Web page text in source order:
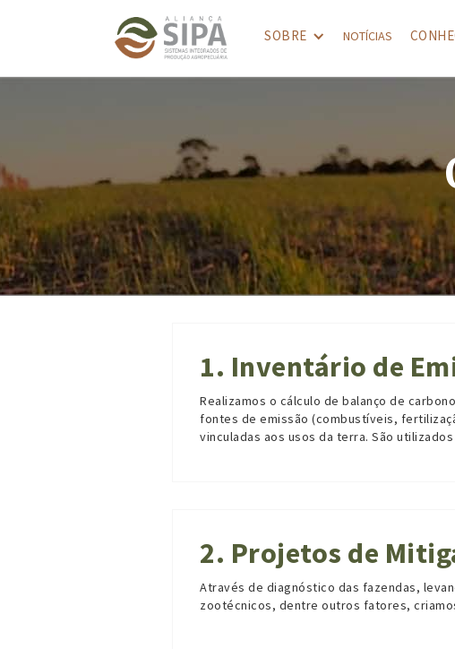
SOBRE NOTÍCIAS
1. Inventário de
Realizamos o cálculo de balanço de
fontes de emissão (combustíveis,
vinculadas aos usos da terra. São
2. Projetos de
Através de diagnóstico das fazendas,
zootécnicos, dentre outros fatores,